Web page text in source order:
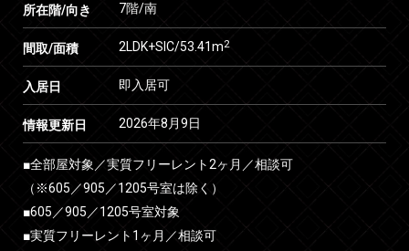
所在階/向き 7階/南
間取/面積 2LDK+SIC/53.41m2
入居日 即入居可
情報更新日 2026年8月9日
■全部屋対象／実質フリーレント2ヶ月／相談可
（※605／905／1205号室は除く）
■605／905／1205号室対象
■実質フリーレント1ヶ月／相談可